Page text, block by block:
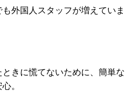
外国人スタッフが増えていま
きに慌てないために、簡単な
。